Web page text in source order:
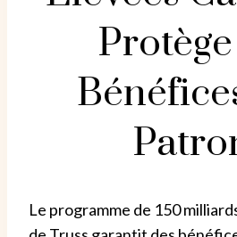
Le programme de 150